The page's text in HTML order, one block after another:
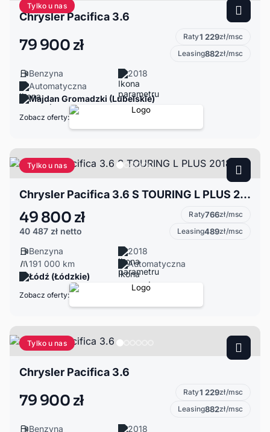
Tylko u nas
Chrysler Pacifica 3.6
79 900 zł Raty1 229zł/msc
Leasing882zł/msc
Benzyna
2018
Automatyczna
Majdan Gromadzki (Lubelskie)
Zobacz oferty:
Tylko u nas
Chrysler Pacifica 3.6 S TOURING L PLUS 2018
49 800 zł
40 487 zł netto
Raty766zł/msc
Leasing489zł/msc
Benzyna
2018
191 000 km
Automatyczna
Łódź (Łódzkie)
Zobacz oferty:
Tylko u nas
Chrysler Pacifica 3.6
79 900 zł Raty1 229zł/msc
Leasing882zł/msc
Benzyna 2018